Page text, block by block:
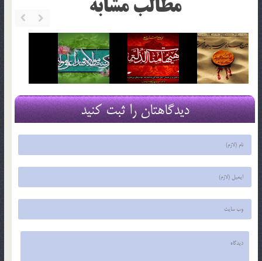
مطالب مشابه
دیدگاهتان را ثبت کنید